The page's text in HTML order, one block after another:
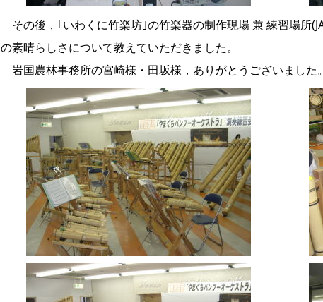
その後，｢いわくに竹楽坊｣の竹楽器の制作現場 兼 練習場所
の素晴らしさについて教えていただきました。
岩国農林事務所の宮崎様・田坂様，ありがとうございました